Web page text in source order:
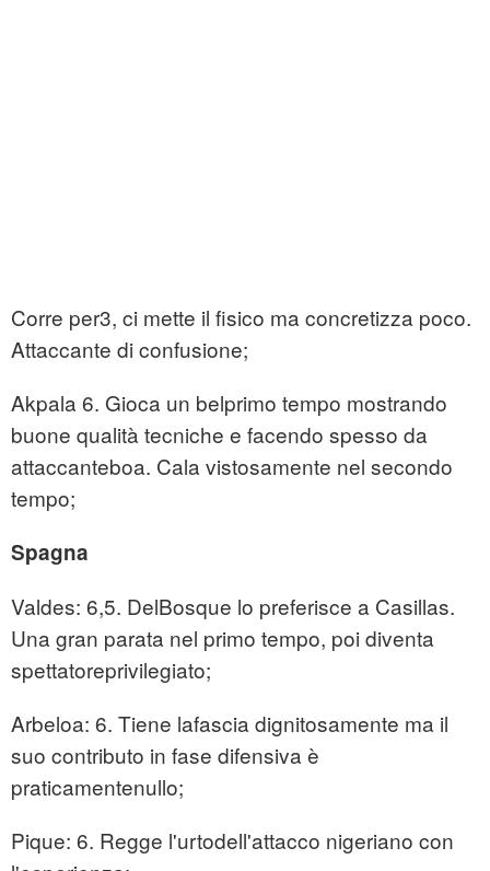
Corre per3, ci mette il fisico ma concretizza poco.
Attaccante di confusione;
Akpala 6. Gioca un belprimo tempo mostrando
buone qualità tecniche e facendo spesso da
attaccanteboa. Cala vistosamente nel secondo
tempo;
Spagna
Valdes: 6,5. DelBosque lo preferisce a Casillas.
Una gran parata nel primo tempo, poi diventa
spettatoreprivilegiato;
Arbeloa: 6. Tiene lafascia dignitosamente ma il
suo contributo in fase difensiva è
praticamentenullo;
Pique: 6. Regge l'urtodell'attacco nigeriano con